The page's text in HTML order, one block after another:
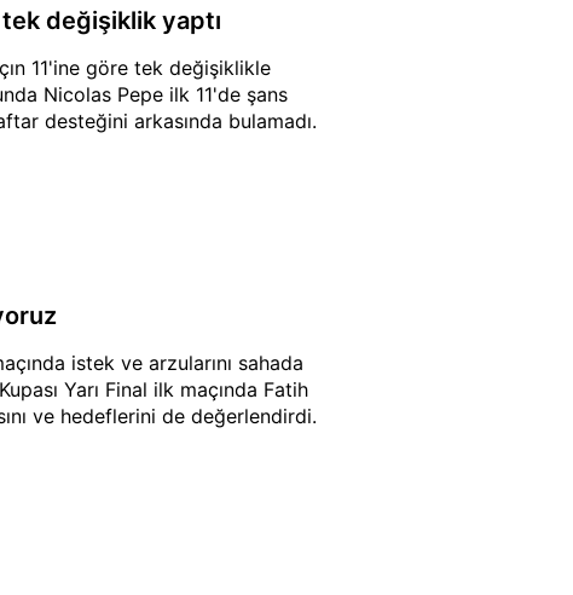
değişiklik yaptı
11'ine göre tek değişiklikle
Nicolas Pepe ilk 11'de şans
desteğini arkasında bulamadı.
istek ve arzularını sahada
Yarı Final ilk maçında Fatih
ve hedeflerini de değerlendirdi.